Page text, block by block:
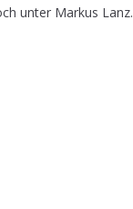
unter Markus